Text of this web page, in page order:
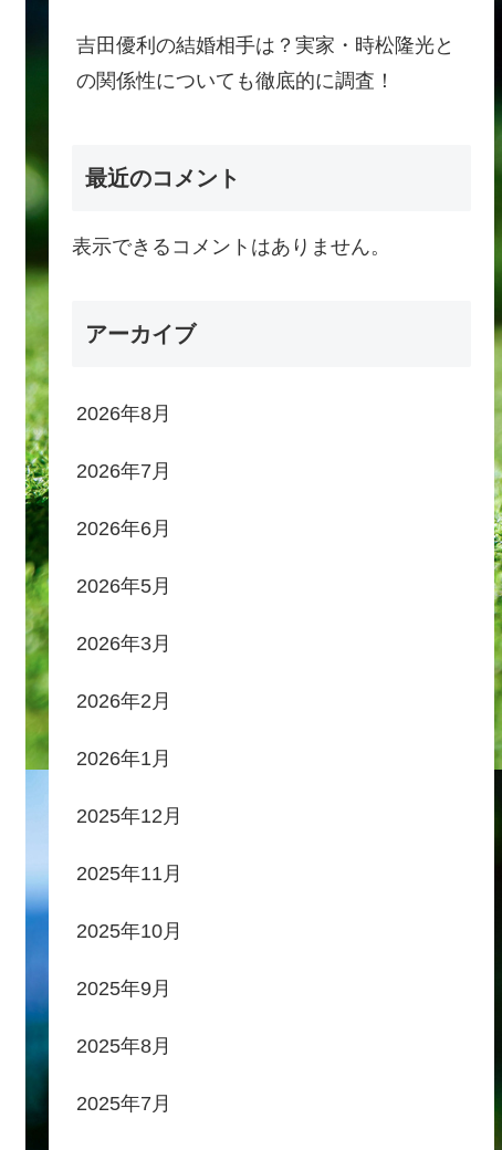
吉田優利の結婚相手は？実家・時松隆光と
の関係性についても徹底的に調査！
最近のコメント
表示できるコメントはありません。
アーカイブ
2026年8月
2026年7月
2026年6月
2026年5月
2026年3月
2026年2月
2026年1月
2025年12月
2025年11月
2025年10月
2025年9月
2025年8月
2025年7月